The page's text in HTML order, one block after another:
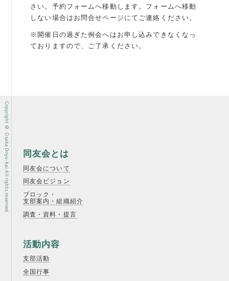
さい。予約フォームへ移動します。 フォームへ移動
しない場合はお問合せページにてご連絡ください。
※開催日の過ぎた例会へはお申し込みできなくなっ
ておりますので、ご了承ください。
同友会とは
同友会について
同友会ビジョン
ブロック・
支部案内・組織紹介
調査・資料・提言
活動内容
支部活動
全国行事
Copyright © Osaka Doyu-kai All rights reserved.